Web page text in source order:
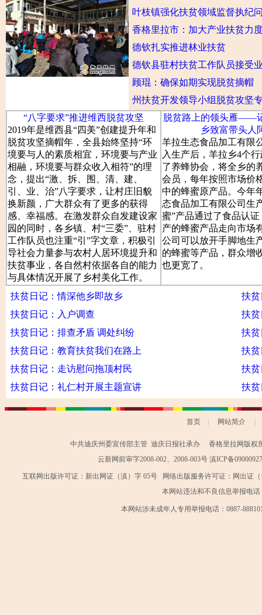
叶枝镇强化扶贫领域监督执纪
香格里拉市：加大产业扶贫力
德钦扎实推进林业扶贫
德钦县驻村扶贫工作队员接受
顾琨：确保如期实现脱贫摘帽
州扶贫开发领导小组脱贫攻坚
“八字要求”推进维西脱贫攻坚
2019年是维西县“四美”创建提升年和
脱贫攻坚摘帽年，全县始终坚持“环
境要与人的素质相宜，环境要与产业
相融，环境要与群众收入相符”的理
念，提出“激、拆、围、清、建、
引、业、治”八字要求，让村庄旧貌
换新颜，广大群众有了更多的获得
感、幸福感。在激发群众自发建设家
园的同时，各乡镇、村“三委”、驻村
工作队员也注重“引”字文章，积极引
导社会力量参与农村人居环境提升和
扶贫事业，各自然村依据各自的能力
与具体情况开展了乡村美化工作。
脱贫路上的领头雁——
乡致富带头人
羊拉生态食品加工有限
入生产后，羊拉乡4个
了养蜂协会，将全乡的
会员，每年按照市场价
中的蜂蜜原产品。今年
态食品加工有限公司生
蜜”产品通过了食品认
产的蜂蜜产品走向市场
公司可以放开手脚地生
的蜂蜜等产品，群众增
也更宽了。
扶贫日记：情深他乡即故乡
扶贫日记：入户调查
扶贫日记：排查矛盾 调处纠纷
扶贫日记：教育扶贫我们在路上
扶贫日记：走访慰问拖顶村民
扶贫日记：礼仁村开展主题宣讲
扶
扶
扶贫
扶
扶贫
扶